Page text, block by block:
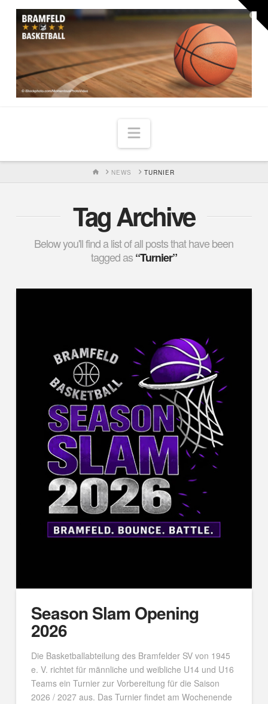
Navigation
HOMENEWS TURNIER
Tag Archive
Below you'll find a list of all posts that have been
tagged as“Turnier”
Season Slam Opening
2026
Die Basketballabteilung des Bramfelder SV von 1945
e. V. richtet für männliche und weibliche U14 und U16
Teams ein Turnier zur Vorbereitung für die Saison
2026 / 2027 aus. Das Turnier findet am Wochenende
the